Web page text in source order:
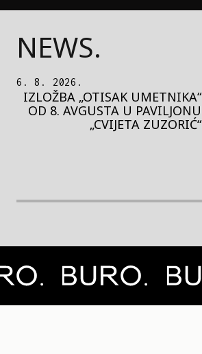
NEWS.
5. 8. 2026.
OD BAROKA DO REJVA: ŠTA
NAM DONOSI NOVI BUPBAP
FESTIVAL?